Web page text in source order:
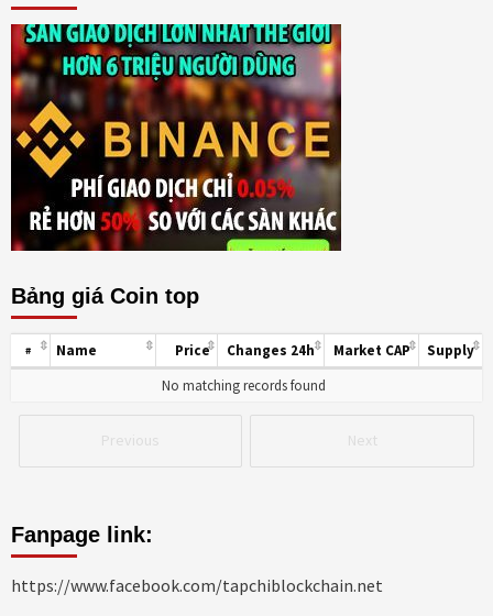
Bảng giá Coin top
Previous Next
# Name Price Changes 24h Market CAP
Supply
No matching records found
Fanpage link:
https://www.facebook.com/tapchiblockchain.net